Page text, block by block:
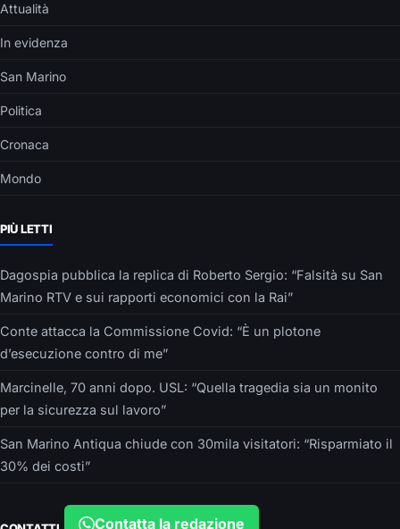
Attualità
In evidenza
San Marino
Politica
Cronaca
Mondo
PIÙ LETTI
Dagospia pubblica la replica di Roberto Sergio: “Falsità su San
Marino RTV e sui rapporti economici con la Rai”
Conte attacca la Commissione Covid: “È un plotone
d’esecuzione contro di me”
Marcinelle, 70 anni dopo. USL: “Quella tragedia sia un monito
per la sicurezza sul lavoro”
San Marino Antiqua chiude con 30mila visitatori: “Risparmiato il
30% dei costi”
Contatta la redazione